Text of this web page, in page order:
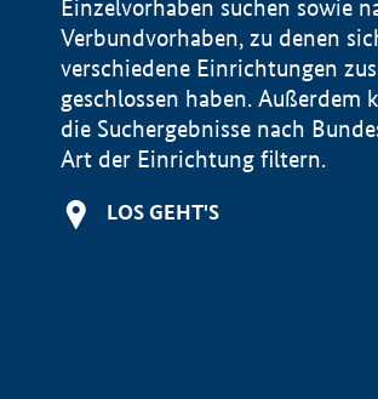
Einzelvorhaben suchen sowie
Verbundvorhaben, zu denen
verschiedene Einrichtungen
geschlossen haben. Außerdem
die Suchergebnisse nach
Art der Einrichtung filtern.
LOS GEHT'S